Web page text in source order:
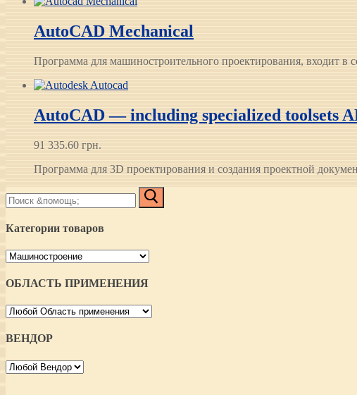
AutoCAD Mechanical
Программа для машиностроительного проектирования, входит в
AutoCAD — including specialized toolsets
91 335.60 грн.
Программа для 3D проектирования и создания проектной
Найти:
Категории товаров
ОБЛАСТЬ ПРИМЕНЕНИЯ
ВЕНДОР